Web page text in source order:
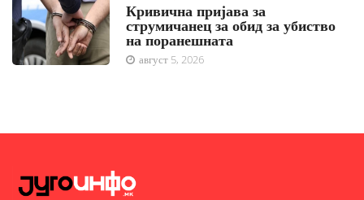
Кривична пријава за
струмичанец за обид за убиство
на поранешната
август 5, 2026